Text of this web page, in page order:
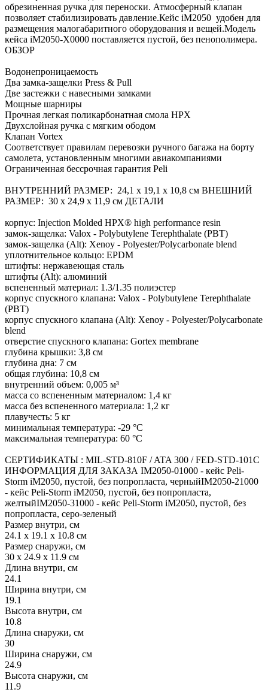
обрезиненная ручка для переноски. Атмосферный клапан
позволяет стабилизировать давление.Кейс iM2050 удобен для
размещения малогабаритного оборудования и вещей.Модель
кейса iM2050-X0000 поставляется пустой, без пенополимера.
ОБЗОР
Водонепроницаемость
Два замка-защелки Press & Pull
Две застежки с навесными замками
Мощные шарниры
Прочная легкая поликарбонатная смола HPX
Двухслойная ручка с мягким ободом
Клапан Vortex
Соответствует правилам перевозки ручного багажа на борту
самолета, установленным многими авиакомпаниями
Ограниченная бессрочная гарантия Peli
ВНУТРЕННИЙ РАЗМЕР: 24,1 x 19,1 x 10,8 см ВНЕШНИЙ
РАЗМЕР: 30 x 24,9 x 11,9 см ДЕТАЛИ
корпус: Injection Molded HPX® high performance resin
замок-защелка: Valox - Polybutylene Terephthalate (PBT)
замок-защелка (Alt): Xenoy - Polyester/Polycarbonate blend
уплотнительное кольцо: EPDM
штифты: нержавеющая сталь
штифты (Alt): алюминий
вспененный материал: 1.3/1.35 полиэстер
корпус спускного клапана: Valox - Polybutylene Terephthalate
(PBT)
корпус спускного клапана (Alt): Xenoy - Polyester/Polycarbonate
blend
отверстие спускного клапана: Gortex membrane
глубина крышки: 3,8 см
глубина дна: 7 см
общая глубина: 10,8 см
внутренний объем: 0,005 м³
масса со вспененным материалом: 1,4 кг
масса без вспененного материала: 1,2 кг
плавучесть: 5 кг
минимальная температура: -29 °C
максимальная температура: 60 °C
СЕРТИФИКАТЫ : MIL-STD-810F / ATA 300 / FED-STD-101C
ИНФОРМАЦИЯ ДЛЯ ЗАКАЗА IM2050-01000 - кейс Peli-
Storm iM2050, пустой, без попропласта, черныйIM2050-21000
- кейс Peli-Storm iM2050, пустой, без попропласта,
желтыйIM2050-31000 - кейс Peli-Storm iM2050, пустой, без
попропласта, серо-зеленый
Размер внутри, см
24.1 x 19.1 x 10.8 см
Размер снаружи, см
30 x 24.9 x 11.9 см
Длина внутри, см
24.1
Ширина внутри, см
19.1
Высота внутри, см
10.8
Длина снаружи, см
30
Ширина снаружи, см
24.9
Высота снаружи, см
11.9